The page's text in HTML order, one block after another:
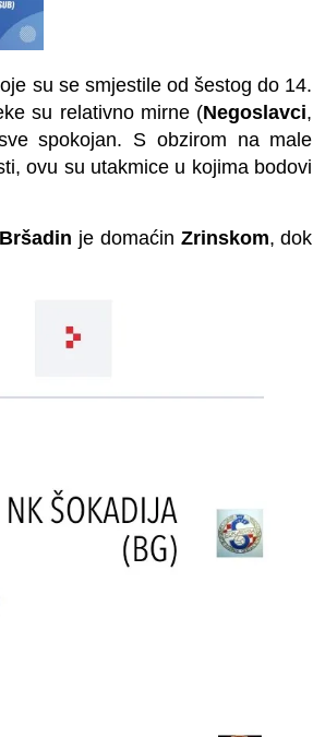
su se smjestile od šestog do 14.
su relativno mirne (Negoslavci,
spokojan. S obzirom na male
ovu su utakmice u kojima bodovi
Bršadin je domaćin Zrinskom, dok